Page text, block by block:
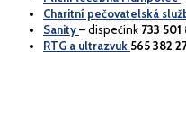
Charitní pečovatelská
Sanity– dispečink 733 501
RTG a ultrazvuk 565 382